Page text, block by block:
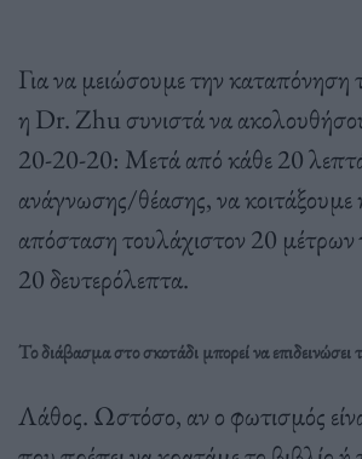
Για να μειώσουμε την
η Dr. Zhu συνιστά να
20-20-20: Μετά από κάθε 20
ανάγνωσης/θέασης, να κοιτάξουμε
απόσταση τουλάχιστον 20 μέτρων
20 δευτερόλεπτα.
Το διάβασμα στο σκοτάδι μπορεί να επιδεινώσει
Λάθος. Ωστόσο, αν ο φωτισμός